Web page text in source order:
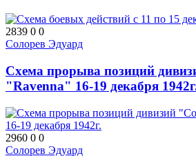
2839 0 0
Солорев Эдуард
Схема прорыва позиций
"Ravenna" 16-19 декабря
2960 0 0
Солорев Эдуард